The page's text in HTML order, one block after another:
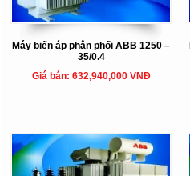
Máy biến áp phân phối ABB 1250 –
35/0.4
Giá bán: 632,940,000 VNĐ